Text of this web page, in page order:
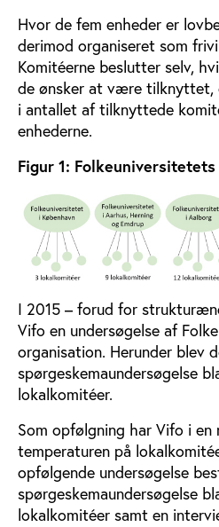
Hvor de fem enheder er
derimod organiseret som
Komitéerne beslutter selv,
de ønsker at være tilknyttet,
i antallet af tilknyttede
enhederne.
Figur 1:
I 2015 – forud for
Vifo en undersøgelse af
organisation. Herunder blev
spørgeskemaundersøgelse
lokalkomitéer.
Som opfølgning har Vifo i
temperaturen på
opfølgende undersøgelse
spørgeskemaundersøgelse
lokalkomitéer samt en